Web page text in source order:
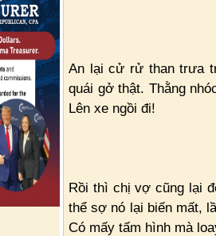
An lại cử rử than trưa
quái gở thật. Thằng
Lên xe ngồi đi!
Rồi thì chị vợ cũng lại
thể sợ nó lại biến mất,
Có mấy tấm hình mà